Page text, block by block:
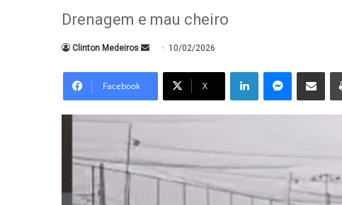
Drenagem e mau cheiro
Clinton Medeiros
Mande
mail
10/02/2026
Facebook X
LinkedinMessenger
Compartilhar via e-mail